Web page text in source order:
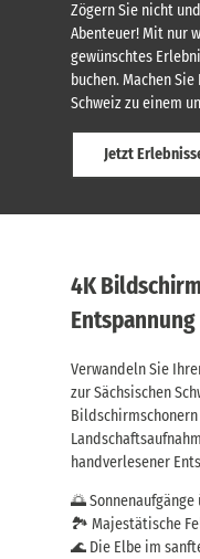
Zögern Sie nicht
Abenteuer! Mit nur
gewünschtes
buchen. Machen
Schweiz zu einem
Jetzt
4K
Entspannung
Verwandeln Sie
zur Sächsischen
Bildschirmschonern
handverlesener
🌅 Sonnenaufgänge
🏞️ Majestätische
🌊 Die Elbe im